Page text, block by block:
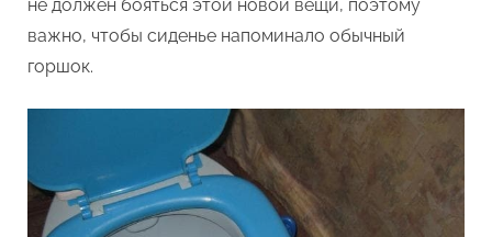
не должен бояться этой новой вещи, поэтому
важно, чтобы сиденье напоминало обычный
горшок.